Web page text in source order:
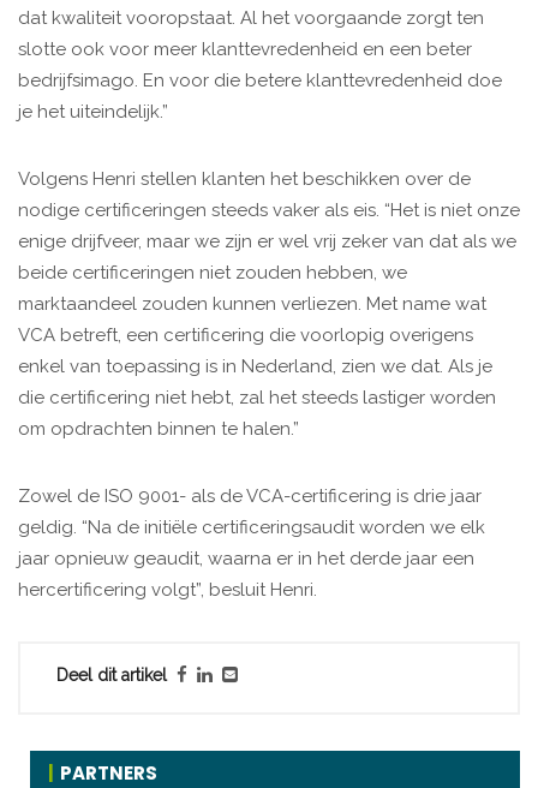
dat kwaliteit vooropstaat. Al het voorgaande zorgt ten
slotte ook voor meer klanttevredenheid en een beter
bedrijfsimago. En voor die betere klanttevredenheid doe
je het uiteindelijk.”
Volgens Henri stellen klanten het beschikken over de
nodige certificeringen steeds vaker als eis. “Het is niet onze
enige drijfveer, maar we zijn er wel vrij zeker van dat als we
beide certificeringen niet zouden hebben, we
marktaandeel zouden kunnen verliezen. Met name wat
VCA betreft, een certificering die voorlopig overigens
enkel van toepassing is in Nederland, zien we dat. Als je
die certificering niet hebt, zal het steeds lastiger worden
om opdrachten binnen te halen.”
Zowel de ISO 9001- als de VCA-certificering is drie jaar
geldig. “Na de initiële certificeringsaudit worden we elk
jaar opnieuw geaudit, waarna er in het derde jaar een
hercertificering volgt”, besluit Henri.
Deel dit artikel
PARTNERS